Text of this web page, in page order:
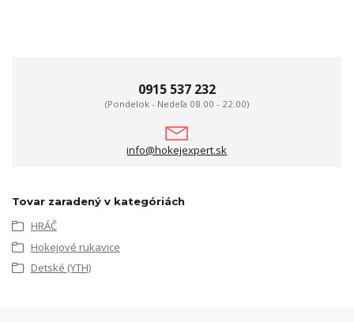
0915 537 232
(Pondelok - Nedeľa 08.00 - 22.00)
info@hokejexpert.sk
Tovar zaradený v kategóriách
HRÁČ
Hokejové rukavice
Detské (YTH)